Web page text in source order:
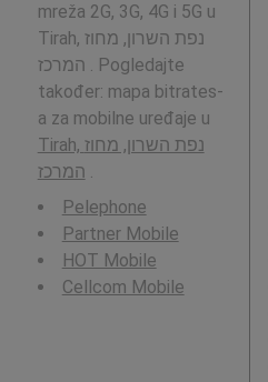
mreža 2G, 3G, 4G i 5G u
Tirah, נפת השרון, מחוז
המרכז . Pogledajte
također: mapa bitrates-
a za mobilne uređaje u
Tirah, נפת השרון, מחוז
המרכז .
Pelephone
Partner Mobile
HOT Mobile
Cellcom Mobile